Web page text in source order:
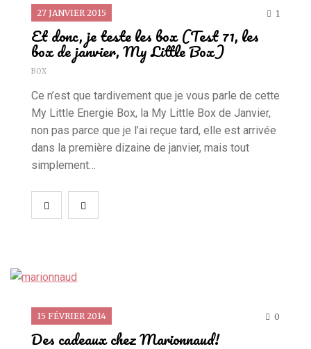
27 JANVIER 2015 1
Et donc, je teste les box (Test 71, les
box de janvier, My Little Box)
BOX
Ce n’est que tardivement que je vous parle de cette
My Little Energie Box, la My Little Box de Janvier,
non pas parce que je l’ai reçue tard, elle est arrivée
dans la première dizaine de janvier, mais tout
simplement…
15 FÉVRIER 2014 0
Des cadeaux chez Marionnaud!